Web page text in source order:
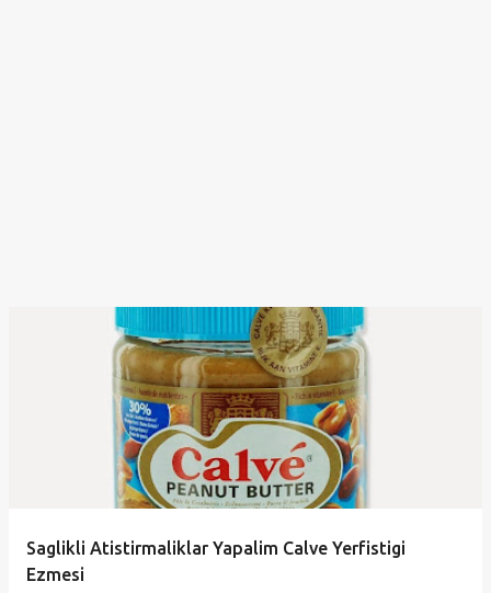
Saglikli Atistirmaliklar Yapalim Calve Yerfistigi
Ezmesi